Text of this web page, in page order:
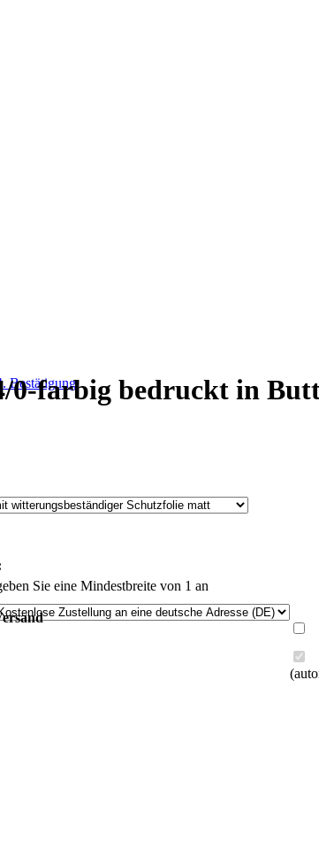
Bestätigung
0-farbig bedruckt in
Sie eine Mindestbreite von 1 an